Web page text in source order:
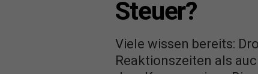
Steuer?
Viele wissen bereits:
Reaktionszeiten als